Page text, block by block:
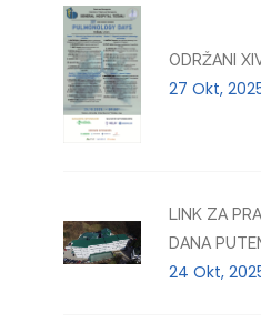
ODRŽANI
27 Okt,
LINK ZA
DANA
24 Okt,